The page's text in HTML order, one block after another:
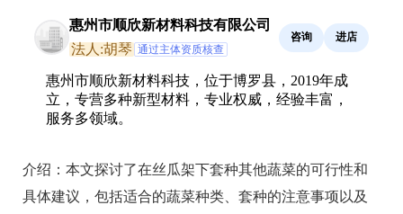
惠州市顺欣新材料科技有限公司
法人:胡琴 通过主体资质核查
咨询 进店
惠州市顺欣新材料科技，位于博罗县，2019年成
立，专营多种新型材料，专业权威，经验丰富，
服务多领域。
介绍： 本文探讨了在丝瓜架下套种其他蔬菜的可行性和
具体建议，包括适合的蔬菜种类、套种的注意事项以及